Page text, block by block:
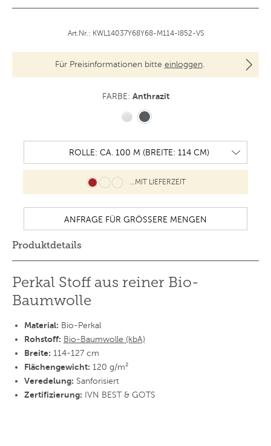
Art.Nr.: KWL14037Y68Y68-M114-I852-VS
Für Preisinformationen bitte einloggen.
FARBE: Anthrazit
...MIT LIEFERZEIT
Produktdetails
Perkal Stoff aus reiner Bio-
Baumwolle
Material: Bio-Perkal
Rohstoff: Bio-Baumwolle (kbA)
Breite: 114-127 cm
Flächengewicht: 120 g/m²
Veredelung: Sanforisiert
Zertifizierung: IVN BEST & GOTS